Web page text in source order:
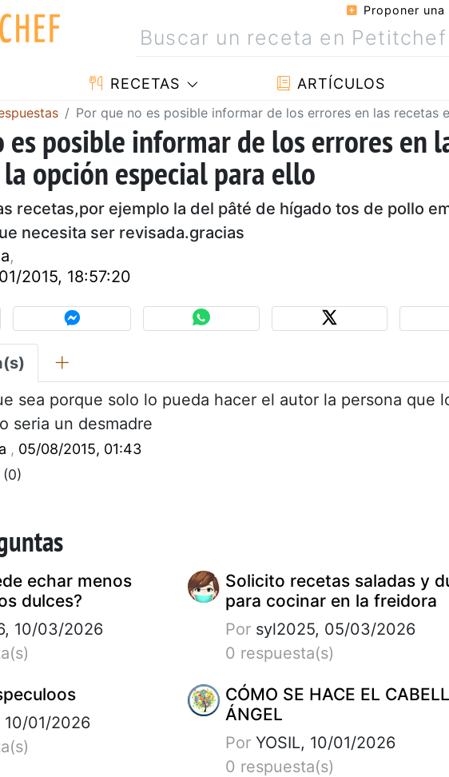
Proponer una
RECETAS ARTÍCULOS
Por que no es posible informar de los errores en las recetas
es posible informar de los errores en
opción especial para ello
recetas,por ejemplo la del pâté de hígado tos de pollo
necesita ser revisada.gracias
,
2015, 18:57:20
sea porque solo lo pueda hacer el autor la persona que
seria un desmadre
, 05/08/2015, 01:43
(0)
echar menos
dulces?
10/03/2026
Solicito recetas saladas y
para cocinar en la freidora
Porsyl2025, 05/03/2026
0 respuesta(s)
10/01/2026
CÓMO SE HACE EL
ÁNGEL
PorYOSIL, 10/01/2026
0 respuesta(s)